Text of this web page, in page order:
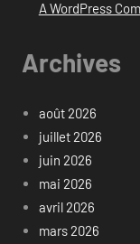
A WordPress
Archives
août 2026
juillet 2026
juin 2026
mai 2026
avril 2026
mars 2026